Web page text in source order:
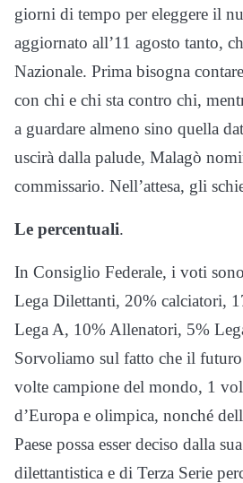
giorni di tempo per eleggere il
aggiornato all’11 agosto tanto,
Nazionale. Prima bisogna
con chi e chi sta contro chi,
a guardare almeno sino quella
uscirà dalla palude, Malagò
commissario. Nell’attesa, gli
Le percentuali.
In Consiglio Federale, i voti
Lega Dilettanti, 20% calciatori,
Lega A, 10% Allenatori, 5%
Sorvoliamo sul fatto che il
volte campione del mondo, 1
d’Europa e olimpica, nonché
Paese possa esser deciso dalla
dilettantistica e di Terza Serie